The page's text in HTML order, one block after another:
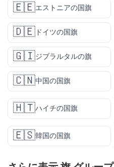
🇪🇪エストニアの国旗
🇩🇪 ドイツの国旗
🇬🇮ジブラルタルの旗
🇨🇳中国の国旗
🇭🇹ハイチの国旗
🇪🇸韓国の国旗